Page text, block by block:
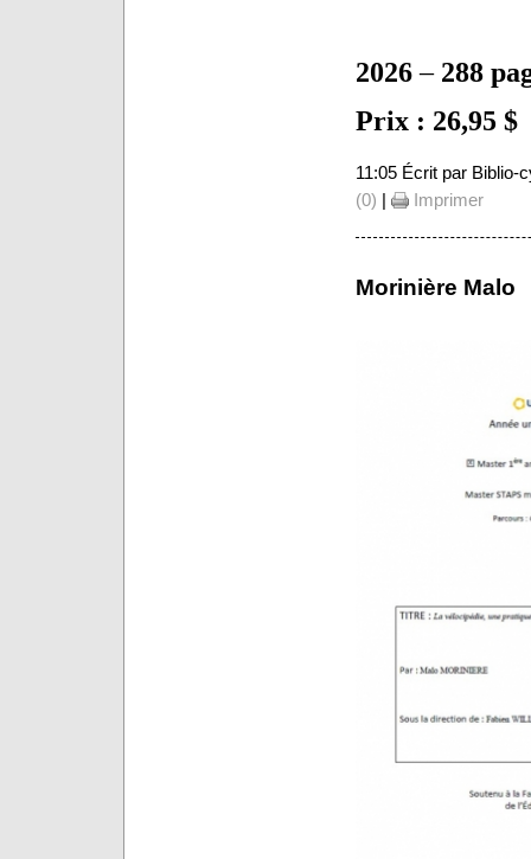
2026– 288
Prix : 26,95 $
11:05 Écrit par Biblio-
(0) | Imprimer
Morinière Malo